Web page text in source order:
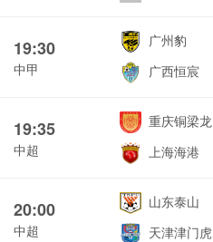
19:30
中甲
广州豹
广西恒宸
19:35
中超
重庆铜梁龙
上海海港
20:00
中超
山东泰山
天津津门虎